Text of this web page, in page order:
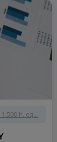
h. eq...